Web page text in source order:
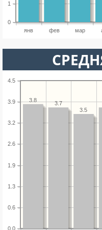
янв фев мар
0
1
0.0
0.6
1.3
1.9
2.6
3.2
3.9
4.5
3.5
3.7
3.8